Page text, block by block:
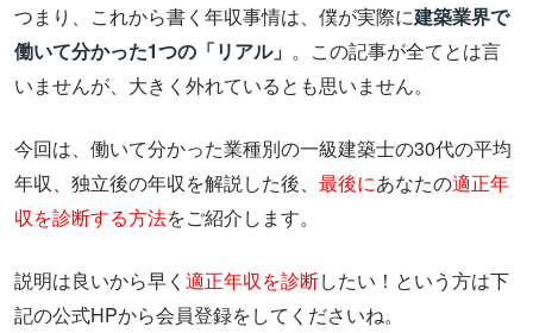
つまり、これから書く年収事情は、僕が実際に建築業界で
働いて分かった1つの「リアル」 。この記事が全てとは言
いませんが、大きく外れているとも思いません。
今回は、働いて分かった業種別の一級建築士の30代の平均
年収、独立後の年収を解説した後、 最後にあなたの適正年
収を診断する方法をご紹介します。
説明は良いから早く 適正年収を診断したい！という方は下
記の公式HPから会員登録をしてくださいね。